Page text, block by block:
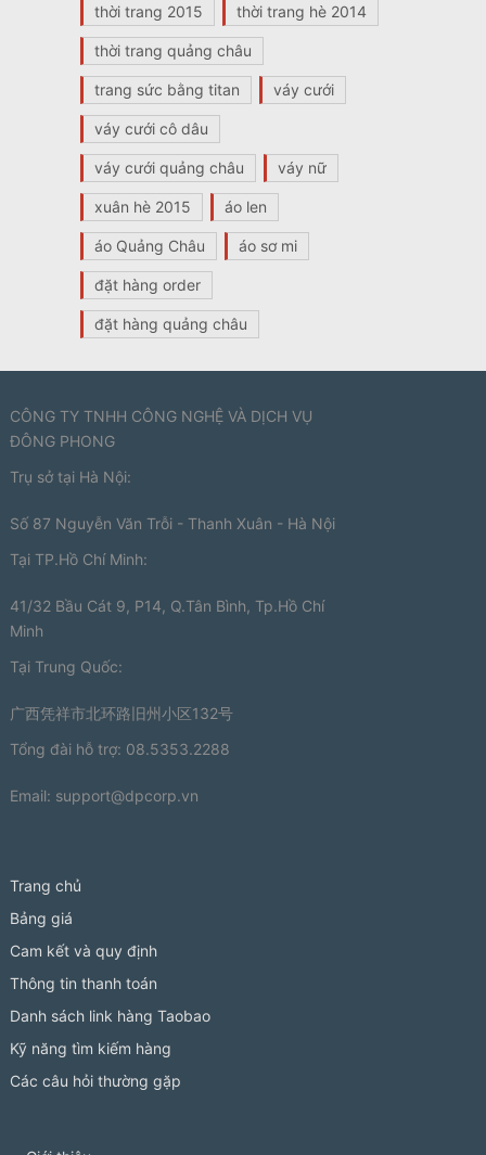
thời trang 2015 thời trang hè 2014
thời trang quảng châu
trang sức bằng titan váy cưới
váy cưới cô dâu
váy cưới quảng châu váy nữ
xuân hè 2015 áo len
áo Quảng Châu áo sơ mi
đặt hàng order
đặt hàng quảng châu
CÔNG TY TNHH CÔNG NGHỆ VÀ DỊCH VỤ
ĐÔNG PHONG
Trụ sở tại Hà Nội:
Số 87 Nguyễn Văn Trỗi - Thanh Xuân - Hà Nội
Tại TP.Hồ Chí Minh:
41/32 Bầu Cát 9, P14, Q.Tân Bình, Tp.Hồ Chí
Minh
Tại Trung Quốc:
广西凭祥市北环路旧州小区132号
Tổng đài hỗ trợ: 08.5353.2288
Email: support@dpcorp.vn
Trang chủ
Bảng giá
Cam kết và quy định
Thông tin thanh toán
Danh sách link hàng Taobao
Kỹ năng tìm kiếm hàng
Các câu hỏi thường gặp